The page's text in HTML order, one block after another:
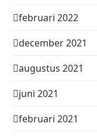
februari 2022
december 2021
augustus 2021
juni 2021
februari 2021